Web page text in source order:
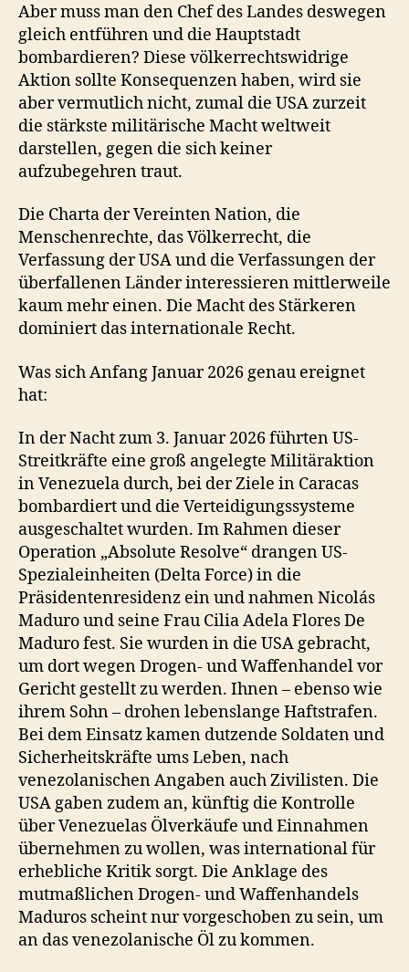
Aber muss man den Chef des Landes deswegen
gleich entführen und die Hauptstadt
bombardieren? Diese völkerrechtswidrige
Aktion sollte Konsequenzen haben, wird sie
aber vermutlich nicht, zumal die USA zurzeit
die stärkste militärische Macht weltweit
darstellen, gegen die sich keiner
aufzubegehren traut.
Die Charta der Vereinten Nation, die
Menschenrechte, das Völkerrecht, die
Verfassung der USA und die Verfassungen der
überfallenen Länder interessieren mittlerweile
kaum mehr einen. Die Macht des Stärkeren
dominiert das internationale Recht.
Was sich Anfang Januar 2026 genau ereignet
hat:
In der Nacht zum 3. Januar 2026 führten US‐
Streitkräfte eine groß angelegte Militäraktion
in Venezuela durch, bei der Ziele in Caracas
bombardiert und die Verteidigungssysteme
ausgeschaltet wurden. Im Rahmen dieser
Operation „Absolute Resolve“ drangen US-
Spezialeinheiten (Delta Force) in die
Präsidentenresidenz ein und nahmen Nicolás
Maduro und seine Frau Cilia Adela Flores De
Maduro fest. Sie wurden in die USA gebracht,
um dort wegen Drogen- und Waffenhandel vor
Gericht gestellt zu werden. Ihnen – ebenso wie
ihrem Sohn – drohen lebenslange Haftstrafen.
Bei dem Einsatz kamen dutzende Soldaten und
Sicherheitskräfte ums Leben, nach
venezolanischen Angaben auch Zivilisten. Die
USA gaben zudem an, künftig die Kontrolle
über Venezuelas Ölverkäufe und Einnahmen
übernehmen zu wollen, was international für
erhebliche Kritik sorgt. Die Anklage des
mutmaßlichen Drogen- und Waffenhandels
Maduros scheint nur vorgeschoben zu sein, um
an das venezolanische Öl zu kommen.